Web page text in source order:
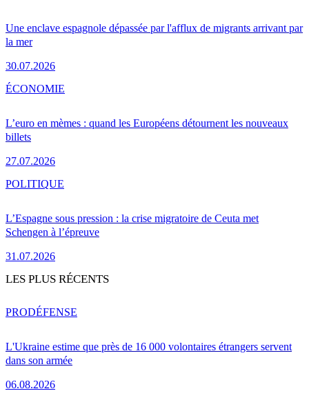
Une enclave espagnole dépassée par l'afflux de migrants arrivant par
la mer
30.07.2026
L’euro en mèmes : quand les Européens détournent les nouveaux
billets
27.07.2026
ÉCONOMIE
L’Espagne sous pression : la crise migratoire de Ceuta met
Schengen à l’épreuve
31.07.2026
POLITIQUE
LES PLUS RÉCENTS
L'Ukraine estime que près de 16 000 volontaires étrangers servent
dans son armée
06.08.2026
PRODÉFENSE